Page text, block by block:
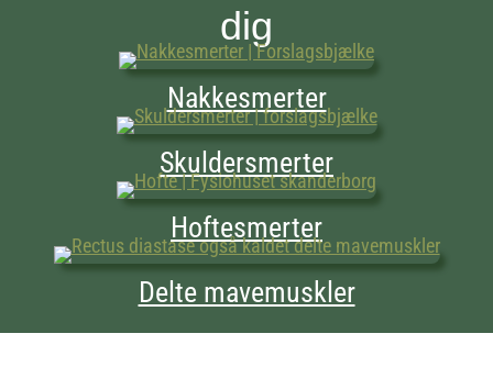
dig
Nakkesmerter
Skuldersmerter
Hoftesmerter
Delte mavemuskler